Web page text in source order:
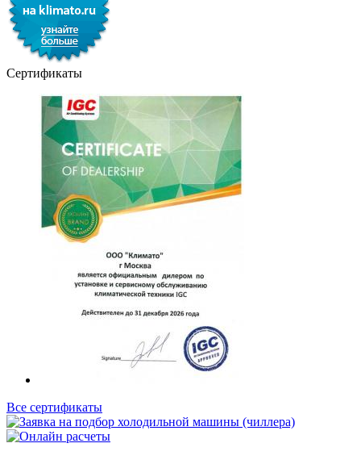
Сертификаты
Все сертификаты